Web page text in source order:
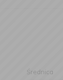
Średnica